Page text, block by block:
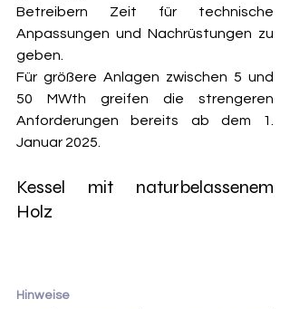
Betreibern Zeit für technische
Anpassungen und Nachrüstungen zu
geben.
Für größere Anlagen zwischen 5 und
50 MWth greifen die strengeren
Anforderungen bereits ab dem 1.
Januar 2025.
Kessel mit naturbelassenem
Holz
Hinweise